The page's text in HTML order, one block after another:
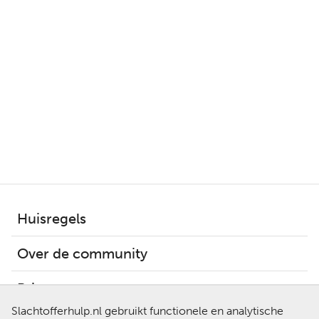
Slachtofferhulp.nl gebruikt functionele en analytische
Huisregels
Over de community
Privacy